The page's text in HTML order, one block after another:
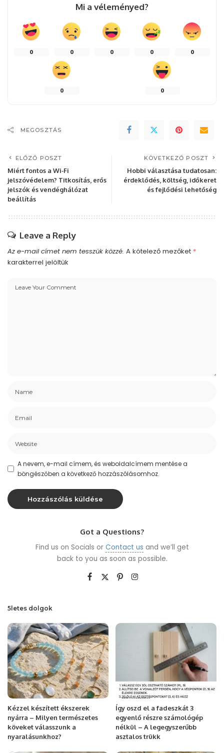
Mi a véleményed?
0 0 0 0 0
0 0
MEGOSZTÁS
ELŐZŐ POSZT
Miért fontos a Wi‑Fi
jelszóvédelem? Titkosítás, erős
jelszók és vendéghálózat
beállítás
KÖVETKEZŐ POSZT
Hobbi választása tudatosan:
érdeklődés, költség, időkeret
és fejlődési lehetőség
Leave a Reply
Az e-mail címet nem tesszük közzé. A kötelező mezőket *
karakterrel jelöltük
A nevem, e-mail címem, és weboldalcímem mentése a
böngészőben a következő hozzászólásomhoz.
Got a Questions?
Find us on Socials or Contact us and we’ll get
back to you as soon as possible.
5letes dolgok
Kézzel készített ékszerek
nyárra – Milyen természetes
köveket válasszunk a
nyaralásunkhoz?
Így oszd el a fadeszkát 3
egyenlő részre számológép
nélkül – A legegyszerűbb
asztalos trükk